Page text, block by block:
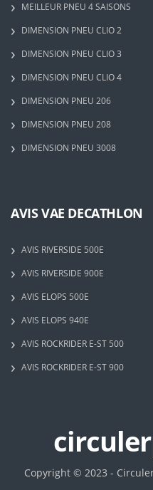
MEILLEUR PNEU 4 SAISONS
DIMENSION PNEU CLIO 2
DIMENSION PNEU CLIO 3
DIMENSION PNEU CLIO 4
DIMENSION PNEU 206
DIMENSION PNEU 208
DIMENSION PNEU 3008
AVIS VAE DECATHLON
AVIS RIVERSIDE 500E
AVIS RIVERSIDE 900E
AVIS ELOPS 500E
AVIS ELOPS 940E
AVIS ROCKRIDER E-ST 500
AVIS ROCKRIDER E-ST 900
Copyright © 2023 -